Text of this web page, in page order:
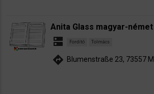
Anita Glass magyar-
dns Fordító Tolmács
directions Blumenstraße 23, 73557